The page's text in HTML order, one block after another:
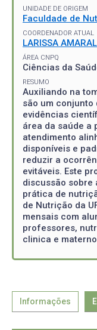
UNIDADE DE ORIGEM
Faculdade de
COORDENADOR ATUAL
LARISSA
ÁREA CNPQ
Ciências da
RESUMO
Auxiliando na
são um conjunto
evidências
área da saúde a
atendimento
disponíveis e
reduzir a
evitáveis. Este
discussão sobre
prática de
de Nutrição da
mensais com
professores,
clinica e
Informações